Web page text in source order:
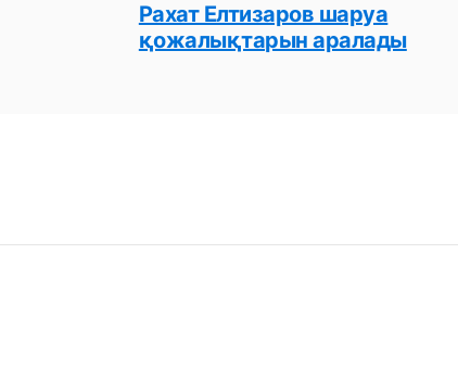
Рахат Елтизаров шаруа
қожалықтарын аралады